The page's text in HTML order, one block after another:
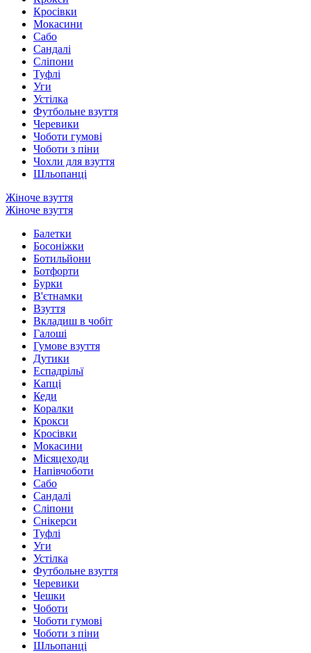
Кросівки
Мокасини
Сабо
Сандалі
Сліпони
Туфлі
Уги
Устілка
Футбольне взуття
Черевики
Чоботи гумові
Чоботи з піни
Чохли для взуття
Шльопанці
Жіноче взуття
Жіноче взуття
Балетки
Босоніжки
Ботильйони
Ботфорти
Бурки
В'єтнамки
Взуття
Вкладиш в чобіт
Галоші
Гумове взуття
Дутики
Еспадрільї
Капці
Кеди
Коралки
Крокси
Кросівки
Мокасини
Місяцеходи
Напівчоботи
Сабо
Сандалі
Сліпони
Снікерси
Туфлі
Уги
Устілка
Футбольне взуття
Черевики
Чешки
Чоботи
Чоботи гумові
Чоботи з піни
Шльопанці